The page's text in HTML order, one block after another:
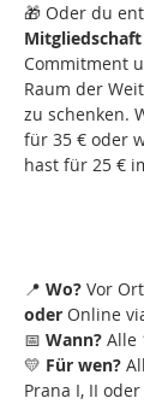
🎁 Oder du
Mitgliedschaft
Commitment
Raum der
zu schenken.
für 35 € oder
hast für 25 €
📍 Wo? Vor
oder Online
📅 Wann? Alle
💛 Für wen?
Prana I, II